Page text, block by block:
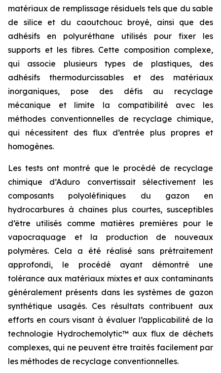
matériaux de remplissage résiduels tels que du sable
de silice et du caoutchouc broyé, ainsi que des
adhésifs en polyuréthane utilisés pour fixer les
supports et les fibres. Cette composition complexe,
qui associe plusieurs types de plastiques, des
adhésifs thermodurcissables et des matériaux
inorganiques, pose des défis au recyclage
mécanique et limite la compatibilité avec les
méthodes conventionnelles de recyclage chimique,
qui nécessitent des flux d’entrée plus propres et
homogènes.
Les tests ont montré que le procédé de recyclage
chimique d’Aduro convertissait sélectivement les
composants polyoléfiniques du gazon en
hydrocarbures à chaînes plus courtes, susceptibles
d’être utilisés comme matières premières pour le
vapocraquage et la production de nouveaux
polymères. Cela a été réalisé sans prétraitement
approfondi, le procédé ayant démontré une
tolérance aux matériaux mixtes et aux contaminants
généralement présents dans les systèmes de gazon
synthétique usagés. Ces résultats contribuent aux
efforts en cours visant à évaluer l’applicabilité de la
technologie Hydrochemolytic™ aux flux de déchets
complexes, qui ne peuvent être traités facilement par
les méthodes de recyclage conventionnelles.